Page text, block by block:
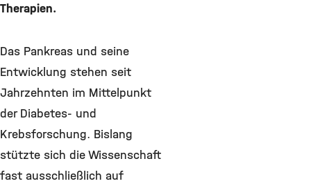
Therapien.
Das Pankreas und seine
Entwicklung stehen seit
Jahrzehnten im Mittelpunkt
der Diabetes- und
Krebsforschung. Bislang
stützte sich die Wissenschaft
fast ausschließlich auf